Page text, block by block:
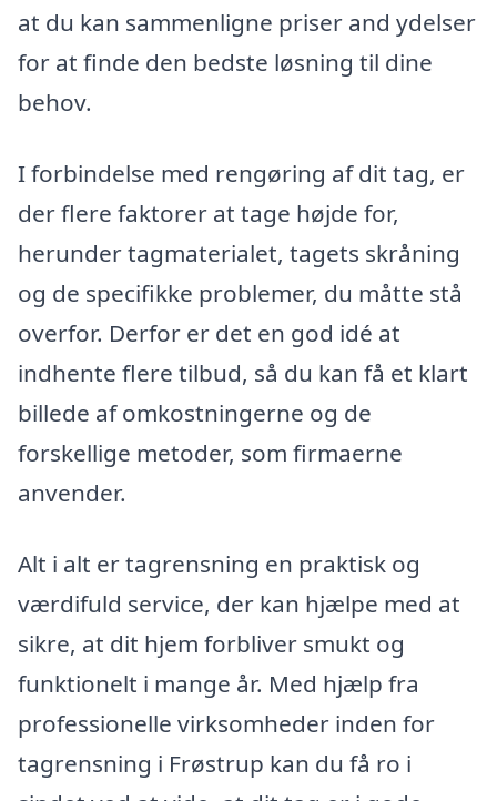
at du kan sammenligne priser and ydelser
for at finde den bedste løsning til dine
behov.
I forbindelse med rengøring af dit tag, er
der flere faktorer at tage højde for,
herunder tagmaterialet, tagets skråning
og de specifikke problemer, du måtte stå
overfor. Derfor er det en god idé at
indhente flere tilbud, så du kan få et klart
billede af omkostningerne og de
forskellige metoder, som firmaerne
anvender.
Alt i alt er tagrensning en praktisk og
værdifuld service, der kan hjælpe med at
sikre, at dit hjem forbliver smukt og
funktionelt i mange år. Med hjælp fra
professionelle virksomheder inden for
tagrensning i Frøstrup kan du få ro i